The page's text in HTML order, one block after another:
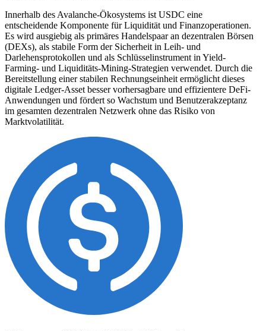
Innerhalb des Avalanche-Ökosystems ist USDC eine
entscheidende Komponente für Liquidität und Finanzoperationen.
Es wird ausgiebig als primäres Handelspaar an dezentralen Börsen
(DEXs), als stabile Form der Sicherheit in Leih- und
Darlehensprotokollen und als Schlüsselinstrument in Yield-
Farming- und Liquiditäts-Mining-Strategien verwendet. Durch die
Bereitstellung einer stabilen Rechnungseinheit ermöglicht dieses
digitale Ledger-Asset besser vorhersagbare und effizientere DeFi-
Anwendungen und fördert so Wachstum und Benutzerakzeptanz
im gesamten dezentralen Netzwerk ohne das Risiko von
Marktvolatilität.